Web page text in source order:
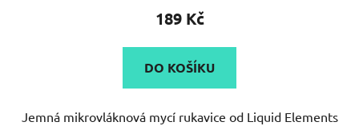
produktu
5,0
z
hvězdiček.
189 Kč
DO KOŠÍKU
Jemná mikrovláknová mycí rukavice od Liquid Elements